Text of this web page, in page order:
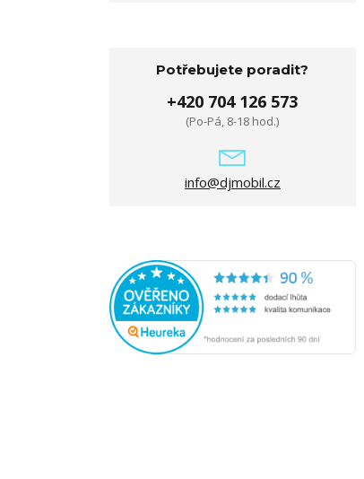
Potřebujete poradit?
+420 704 126 573
(Po-Pá, 8-18 hod.)
info@djmobil.cz